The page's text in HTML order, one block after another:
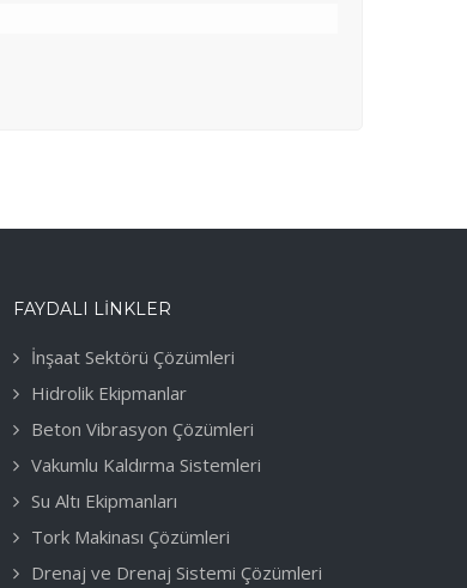
FAYDALI LINKLER
İnşaat Sektörü Çözümleri
Hidrolik Ekipmanlar
Beton Vibrasyon Çözümleri
Vakumlu Kaldırma Sistemleri
Su Altı Ekipmanları
Tork Makinası Çözümleri
Drenaj ve Drenaj Sistemi Çözümleri